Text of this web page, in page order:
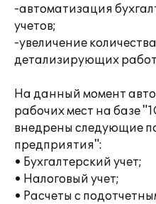
-автоматизация
учетов;
-увеличение
детализирующих
На данный момент
рабочих мест на базе
внедрены следующие
предприятия":
• Бухгалтерский учет;
• Налоговый учет;
• Расчеты с